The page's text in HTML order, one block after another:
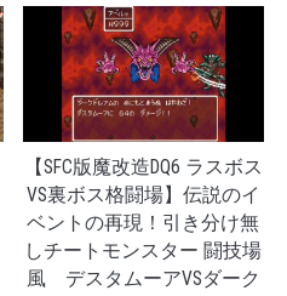
【SFC版魔改造DQ6 ラスボス
VS裏ボス格闘場】伝説のイ
ベントの再現！引き分け無
しチートモンスター 闘技場
風 デスタムーアVSダーク